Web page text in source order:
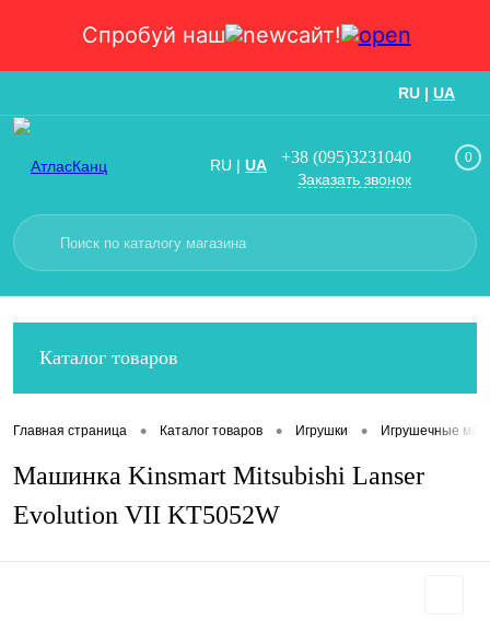
Спробуй наш сайт!
RU | UA
RU | UA +38 (095)3231040
Заказать звонок
0
Каталог товаров
Главная страница • Каталог товаров • Игрушки • Игрушечные
Машинка Kinsmart Mitsubishi Lanser
Evolution VII KT5052W